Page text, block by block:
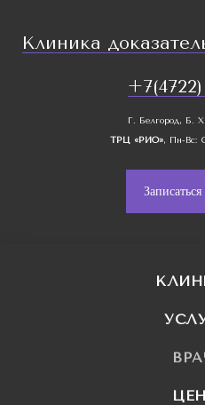
Клиника
Г. Белгород, Б.
ТРЦ «РИО», Пн-Вс: